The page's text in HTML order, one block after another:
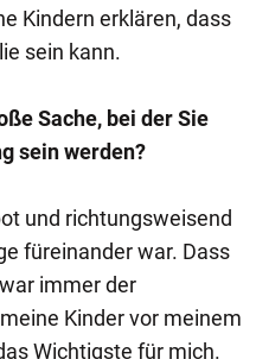
Kindern erklären, dass
sein kann.
Sache, bei der Sie
sein werden?
und richtungsweisend
füreinander war. Dass
immer der
Kinder vor meinem
Wichtigste für mich.